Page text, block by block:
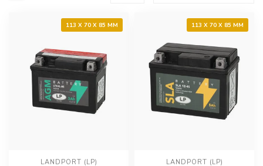
113 X 70 X 85 MM
LANDPORT (LP)
113 X 70 X 85 MM
LANDPORT (LP)